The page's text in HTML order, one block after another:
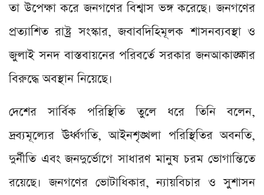
তা উপেক্ষা করে জনগণের বিশ্বাস ভঙ্গ করেছে। জনগণের
প্রত্যাশিত রাষ্ট্র সংস্কার, জবাবদিহিমূলক শাসনব্যবস্থা ও
জুলাই সনদ বাস্তবায়নের পরিবর্তে সরকার জনআকাঙ্ক্ষার
বিরুদ্ধে অবস্থান নিয়েছে।
দেশের সার্বিক পরিস্থিতি তুলে ধরে তিনি বলেন,
দ্রব্যমূল্যের ঊর্ধ্বগতি, আইনশৃঙ্খলা পরিস্থিতির অবনতি,
দুর্নীতি এবং জনদুর্ভোগে সাধারণ মানুষ চরম ভোগান্তিতে
রয়েছে। জনগণের ভোটাধিকার, ন্যায়বিচার ও সুশাসন